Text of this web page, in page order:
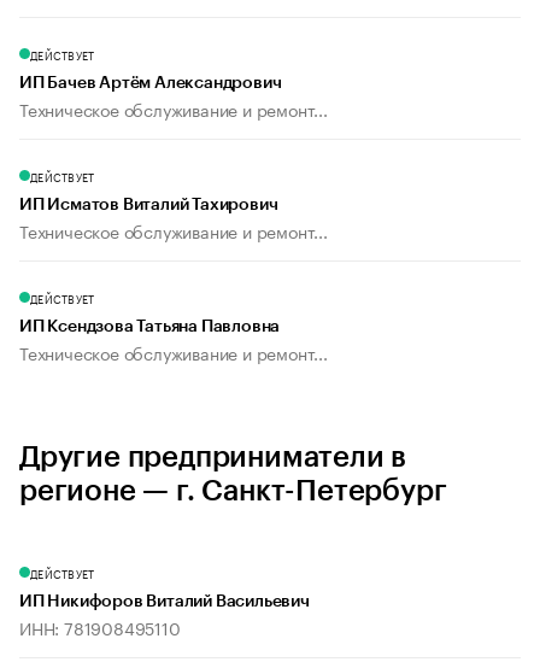
ДЕЙСТВУЕТ
ИП Бачев Артём Александрович
Техническое обслуживание и ремонт...
ДЕЙСТВУЕТ
ИП Исматов Виталий Тахирович
Техническое обслуживание и ремонт...
ДЕЙСТВУЕТ
ИП Ксендзова Татьяна Павловна
Техническое обслуживание и ремонт...
Другие предприниматели в
регионе — г. Санкт-Петербург
ДЕЙСТВУЕТ
ИП Никифоров Виталий Васильевич
ИНН: 781908495110